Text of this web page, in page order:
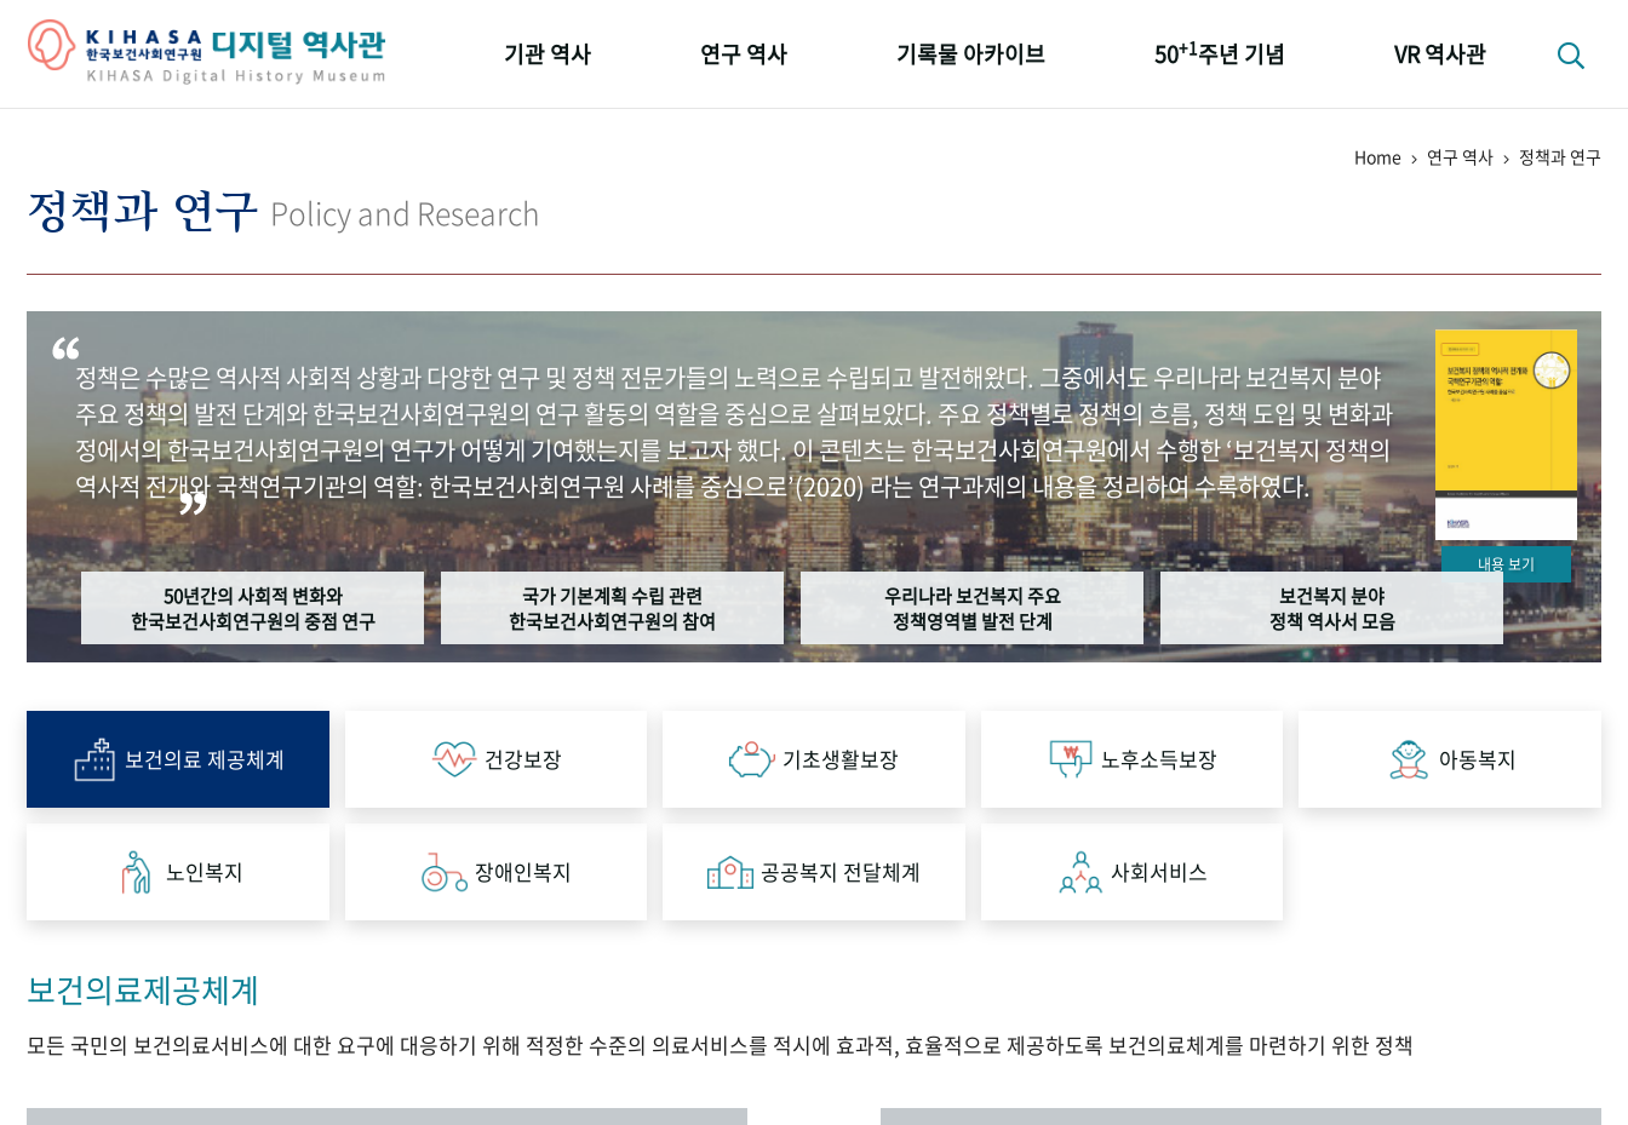
기관 역사
기관 변천사
연구 역사 기록물 아카이브 50+1주년 기념 VR 역사관
Home 연구 역사 정책과 연구
정책과 연구 Policy and Research
정책은 수많은 역사적 사회적 상황과 다양한 연구 및 정책 전문가들의 노력으로 수립되고 발전해왔다. 그중에서도 우리나라 보건복지 분야
주요 정책의 발전 단계와 한국보건사회연구원의 연구 활동의 역할을 중심으로 살펴보았다. 주요 정책별로 정책의 흐름, 정책 도입 및 변화과
정에서의 한국보건사회연구원의 연구가 어떻게 기여했는지를 보고자 했다. 이 콘텐츠는 한국보건사회연구원에서 수행한 ‘보건복지 정책의
역사적 전개와 국책연구기관의 역할: 한국보건사회연구원 사례를 중심으로’(2020) 라는 연구과제의 내용을 정리하여 수록하였다.
내용 보기
50년간의 사회적 변화와
한국보건사회연구원의 중점 연구
국가 기본계획 수립 관련
한국보건사회연구원의 참여
우리나라 보건복지 주요
정책영역별 발전 단계
보건복지 분야
정책 역사서 모음
보건의료 제공체계 건강보장 기초생활보장 노후소득보장 아동복지
노인복지 장애인복지 공공복지 전달체계 사회서비스
보건의료제공체계
모든 국민의 보건의료서비스에 대한 요구에 대응하기 위해 적정한 수준의 의료서비스를 적시에 효과적, 효율적으로 제공하도록 보건의료체계를 마련하기 위한 정책